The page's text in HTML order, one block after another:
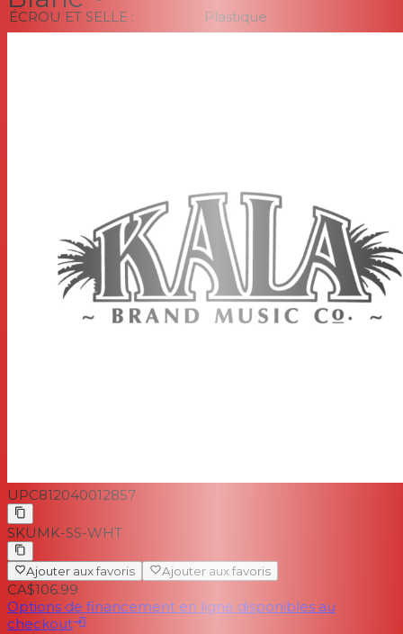
ÉCROU ET SELLE :
Plastique
6,8125 pouces, largeur à la taille : 4,4375 pouces,
profondeur du corps : 2,375 pouces, largeur de la touche
au sillet : 1,375 pouces, largeur de la touche au niveau de
l'articulation manche/corps : 1,6875 pouces
UPC812040012857
SKU MK-SS-WHT
Ajouter aux favoris Ajouter aux favoris
CA$106.99
Options de financement en ligne disponibles au
checkout